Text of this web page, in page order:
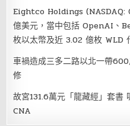
Eightco Holdings (NASDAQ:
億美元，當中包括 OpenAI、
枚以太幣及近 3.02 億枚 WLD
車禍造成三多二路以北一帶
修
故宮131.6萬元「龍藏經」套
CNA